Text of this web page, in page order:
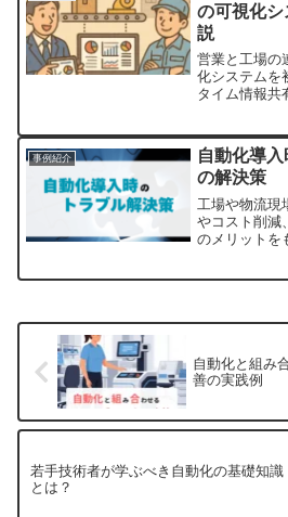
の可視化
説
営業と工場の
化システムを
タイム情報共
事例紹介
自動化導
の解決策
工場や物流現
やコスト削減
のメリットを
自動化と組み
善の実践例
若手技術者が学ぶべき自動化の基礎知識
とは？